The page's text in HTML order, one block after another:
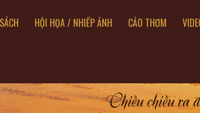
SÁCH HỘI HỌA / NHIẾP ẢNH CẢO THƠM